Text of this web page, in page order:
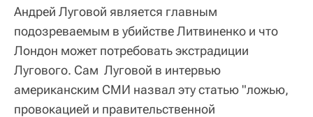
Андрей Луговой является главным
подозреваемым в убийстве Литвиненко и что
Лондон может потребовать экстрадиции
Лугового. Сам Луговой в интервью
американским СМИ назвал эту статью "ложью,
провокацией и правительственной